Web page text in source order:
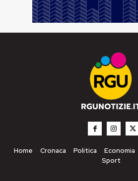
Home Cronaca Politica Economia
Sport